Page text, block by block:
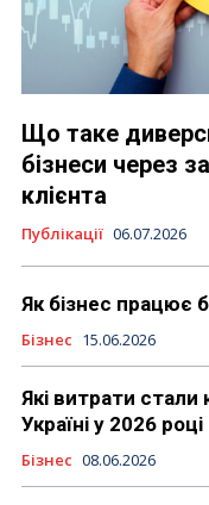
Що таке
бізнеси через
клієнта
Публікації 06.07.2026
Як бізнес працює
Бізнес 15.06.2026
Які витрати
Україні у 2026 році
Бізнес 08.06.2026